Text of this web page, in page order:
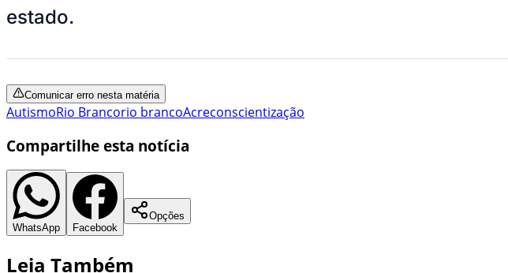
estado.
Comunicar erro nesta matéria
AutismoRio Brancorio brancoAcreconscientização
Compartilhe esta notícia
WhatsApp Facebook
Opções
Leia Também